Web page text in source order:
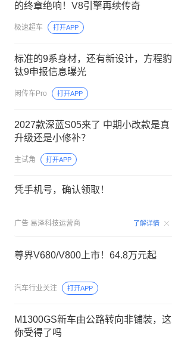
的终章绝响！V8引擎再续传奇
极速超车 打开APP
标准的9系身材，还有新设计，方程豹
钛9申报信息曝光
闲传车Pro 打开APP
2027款深蓝S05来了 中期小改款是真
升级还是小修补？
主试角 打开APP
凭手机号，确认领取！
广告 易泽科技运营商 了解详情
尊界V680/V800上市！64.8万元起
汽车行业关注 打开APP
M1300GS新车由公路转向非铺装，这
你受得了吗